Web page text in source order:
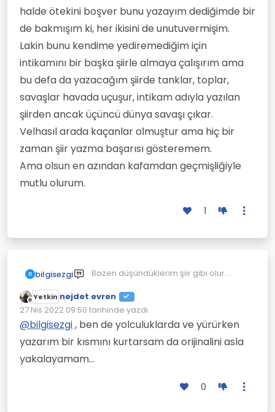
halde ötekini boşver bunu yazayım dediğimde bir
de bakmışım ki, her ikisini de unutuvermişim.
Lakin bunu kendime yediremediğim için
intikamını bir başka şiirle almaya çalışırım ama
bu defa da yazacağım şiirde tanklar, toplar,
savaşlar havada uçuşur, intikam adıyla yazılan
şiirden ancak üçüncü dünya savaşı çıkar.
Velhasıl arada kaçanlar olmuştur ama hiç bir
zaman şiir yazma başarısı gösteremem.
Ama olsun en azından kafamdan geçmişliğiyle
mutlu olurum.
1
B bilgisezgi
Bazen düşündüklerim şiir gibi olur.
yazacağım anda aklıma başka şiir gibi
düşünceler saplanır. O halde ötekini
boşver bunu yazayım dediğimde bir de
bakmışım ki, her ikisini de
unutuvermişim. Lakin bunu kendime
şiirle almaya çalışırım ama bu defa da
savaşlar havada uçuşur, intikam adıyla
Çevrimdışı
Yetkin nejdet evren
27 Nis 2022 09:50 tarihinde yazdı
Son düzenleyen:
@bilgisezgi, ben de yolculuklarda ve yürürken
yazarım bir kısmını kurtarsam da orijinalini asla
yakalayamam...
0